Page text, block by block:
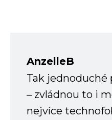
AnzelleB
Tak jednoduché
– zvládnou to i
nejvíce